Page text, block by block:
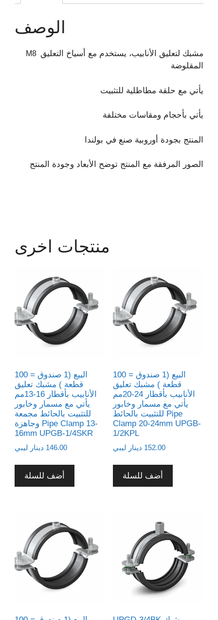
الوصف
M8 مشبك لتعليق الأنابيب، يستخدم مع أسياخ التعليق
المقلوضة
يأتي مع حلقة مطاطلية للتثبيت
يأتي بأحجام ومقاسات مختلفة
المنتج بجودة أوروبية صنع في بولندا
الصور المرفقة مع المنتج توضح الأبعاد وجودة المنتج
منتجات اخرى
البيع (1 صندوق = 100
قطعة ) مشبك تعليق
الأنابيب بأقطار 16-13مم
يأتي مع مسمار وخابور
للتثبيت بالحائط مجمعة
وجاهزة Pipe Clamp 13-
16mm UPGB-1/4SKR
146.00 دينار ليبي
أضف للسلة
البيع (1 صندوق = 100
قطعة ) مشبك تعليق
الأنابيب بأقطار 24-20مم
يأتي مع مسمار وخابور
للتثبيت بالحائط Pipe
Clamp 20-24mm UPGB-
1/2KPL
152.00 دينار ليبي
أضف للسلة